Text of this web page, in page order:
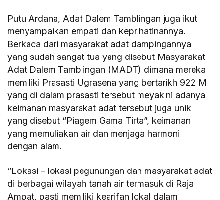
Putu Ardana, Adat Dalem Tamblingan juga ikut
menyampaikan empati dan keprihatinannya.
Berkaca dari masyarakat adat dampingannya
yang sudah sangat tua yang disebut Masyarakat
Adat Dalem Tamblingan (MADT) dimana mereka
memiliki Prasasti Ugrasena yang bertarikh 922 M
yang di dalam prasasti tersebut meyakini adanya
keimanan masyarakat adat tersebut juga unik
yang disebut “Piagem Gama Tirta”, keimanan
yang memuliakan air dan menjaga harmoni
dengan alam.
“Lokasi – lokasi pegunungan dan masyarakat adat
di berbagai wilayah tanah air termasuk di Raja
Ampat, pasti memiliki kearifan lokal dalam